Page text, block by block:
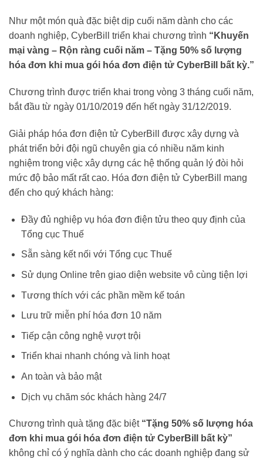
Như một món quà đặc biệt dịp cuối năm dành cho các
doanh nghiệp, CyberBill triển khai chương trình “Khuyến
mại vàng – Rộn ràng cuối năm – Tặng 50% số lượng
hóa đơn khi mua gói hóa đơn điện tử CyberBill bất kỳ.”
Chương trình được triển khai trong vòng 3 tháng cuối năm,
bắt đầu từ ngày 01/10/2019 đến hết ngày 31/12/2019.
Giải pháp hóa đơn điện tử CyberBill được xây dựng và
phát triển bởi đội ngũ chuyên gia có nhiều năm kinh
nghiệm trong việc xây dựng các hệ thống quản lý đòi hỏi
mức độ bảo mất rất cao. Hóa đơn điện tử CyberBill mang
đến cho quý khách hàng:
Đầy đủ nghiệp vụ hóa đơn điện tửu theo quy định của
Tổng cục Thuế
Sẵn sàng kết nối với Tổng cục Thuế
Sử dụng Online trên giao diện website vô cùng tiện lợi
Tương thích với các phần mềm kế toán
Lưu trữ miễn phí hóa đơn 10 năm
Tiếp cận công nghệ vượt trội
Triển khai nhanh chóng và linh hoạt
An toàn và bảo mật
Dịch vụ chăm sóc khách hàng 24/7
Chương trình quà tặng đặc biệt “Tặng 50% số lượng hóa
đơn khi mua gói hóa đơn điện tử CyberBill bất kỳ”
không chỉ có ý nghĩa dành cho các doanh nghiệp đang sử